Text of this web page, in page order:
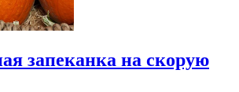
запеканка на скорую